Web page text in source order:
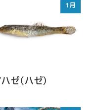
1月
ゼ（ハゼ）